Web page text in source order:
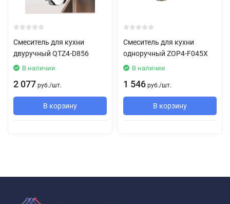
Смеситель для кухни
двуручный QTZ4-D856
В наличии
2 077 руб./шт.
В корзину
Смеситель для кухни
одноручный ZOP4-F045X
В наличии
1 546 руб./шт.
В корзину